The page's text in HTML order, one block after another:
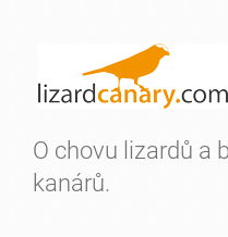
O chovu lizardů a
kanárů.